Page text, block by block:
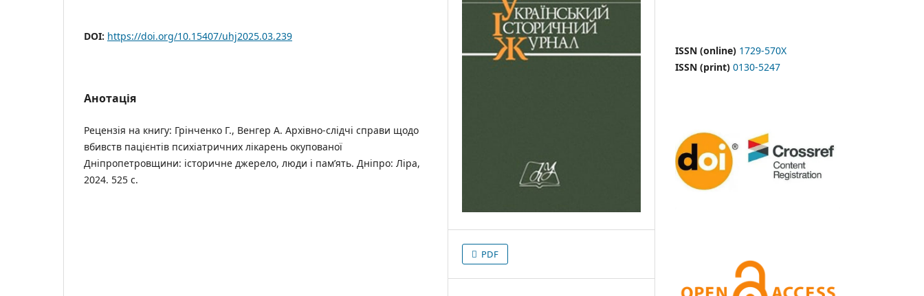
DOI: https://doi.org/10.15407/uhj2025.03.239
Анотація
Рецензія на книгу: Грінченко Г., Венгер А. Архівно-слідчі справи щодо
вбивств пацієнтів психіатричних лікарень окупованої
Дніпропетровщини: історичне джерело, люди і пам’ять. Дніпро: Ліра,
2024. 525 с.
PDF
ISSN (online) 1729-570X
ISSN (print) 0130-5247